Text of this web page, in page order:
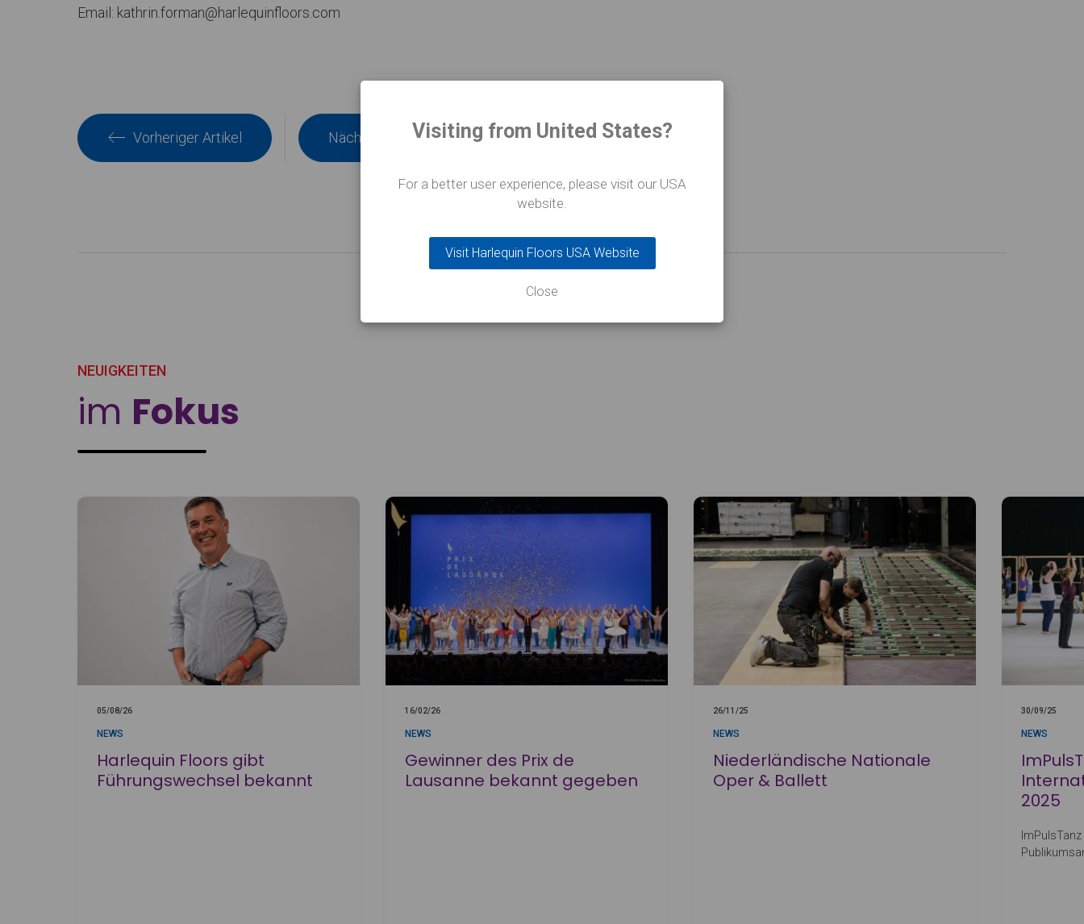
Email: kathrin.forman@harlequinfloors.com
Vorheriger Artikel Nächster Artikel
NEUIGKEITEN
im Fokus
05/08/26
NEWS
Harlequin Floors gibt
Führungswechsel bekannt
16/02/26
NEWS
Gewinner des Prix de
Lausanne bekannt gegeben
26/11/25
NEWS
Niederländische Nationale
Oper & Ballett
30/09/25
NEWS
2025
Visiting from United States?
For a better user experience, please visit our USA
website.
Visit Harlequin Floors USA Website
Close